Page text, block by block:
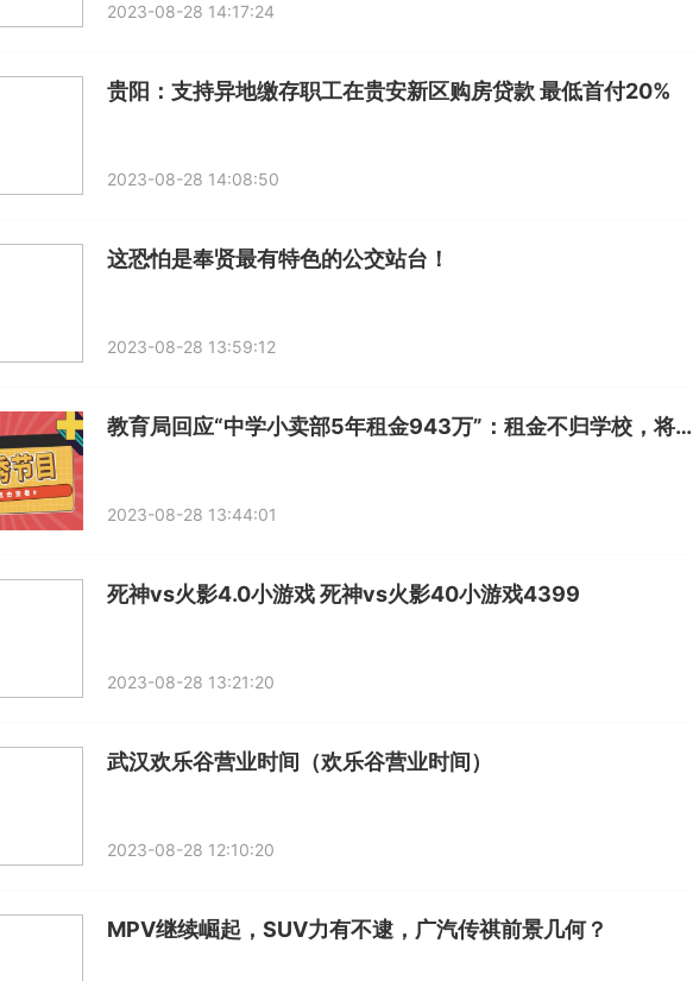
2023-08-28 14:17:24
​贵阳：支持异地缴存职工在贵安新区购房贷款 最低首付20%
2023-08-28 14:08:50
这恐怕是奉贤最有特色的公交站台！
2023-08-28 13:59:12
教育局回应“中学小卖部5年租金943万”：租金不归学校，将关注货品售价
2023-08-28 13:44:01
死神vs火影4.0小游戏 死神vs火影40小游戏4399
2023-08-28 13:21:20
武汉欢乐谷营业时间（欢乐谷营业时间）
2023-08-28 12:10:20
MPV继续崛起，SUV力有不逮，广汽传祺前景几何？